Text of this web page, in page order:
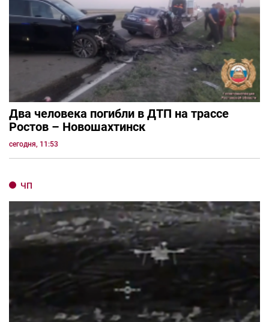
Два человека погибли в ДТП на трассе
Ростов – Новошахтинск
сегодня, 11:53
ЧП